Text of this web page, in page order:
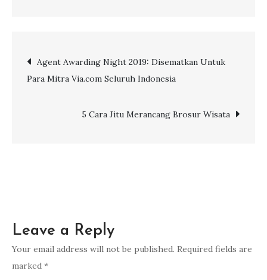
Konsumen
Jika
Post
Agent Awarding Night 2019: Disematkan Untuk
Para Mitra Via.com Seluruh Indonesia
5 Cara Jitu Merancang Brosur Wisata
Leave a Reply
Your email address will not be published. Required fields are
marked *